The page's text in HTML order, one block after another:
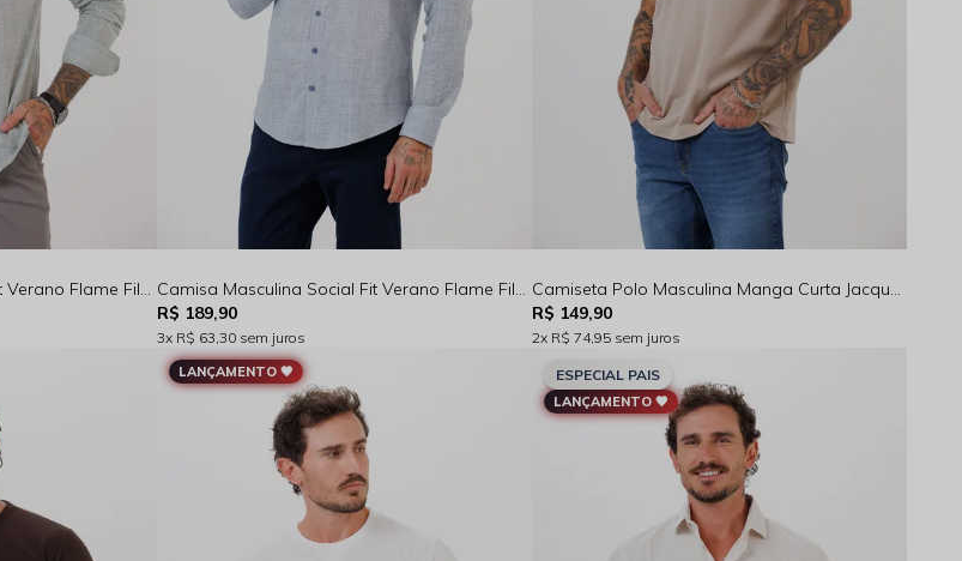
R$ 189,90
3x R$ 63,30 sem juros
R$ 149,90
2x R$ 74,95 sem juros
LANÇAMENTO 🖤
LANÇAMENTO 🖤
ESPECIAL PAIS